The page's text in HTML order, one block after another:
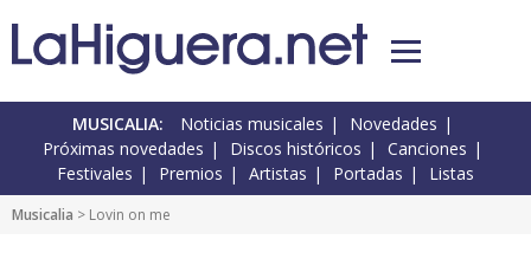
MUSICALIA: Noticias musicales
Novedades
Próximas novedades
Discos históricos
Canciones
Festivales
Premios Artistas Portadas Listas
Musicalia > Lovin on me